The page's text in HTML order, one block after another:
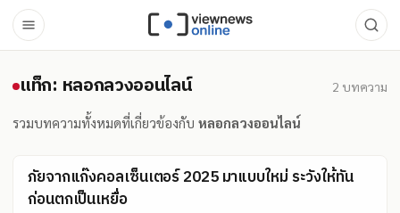
แท็ก: หลอกลวงออนไลน์
แท็ก: หลอกลวงออนไลน์ 2 บทความ
รวมบทความทั้งหมดที่เกี่ยวข้องกับ หลอกลวงออนไลน์
ภัยจากแก๊งคอลเซ็นเตอร์ 2025 มาแบบใหม่ ระวังให้ทัน
ก่อนตกเป็นเหยื่อ